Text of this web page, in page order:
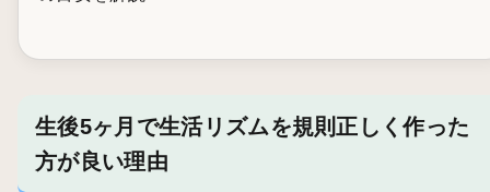
生後5ヶ月で生活リズムを規則正しく作った
方が良い理由